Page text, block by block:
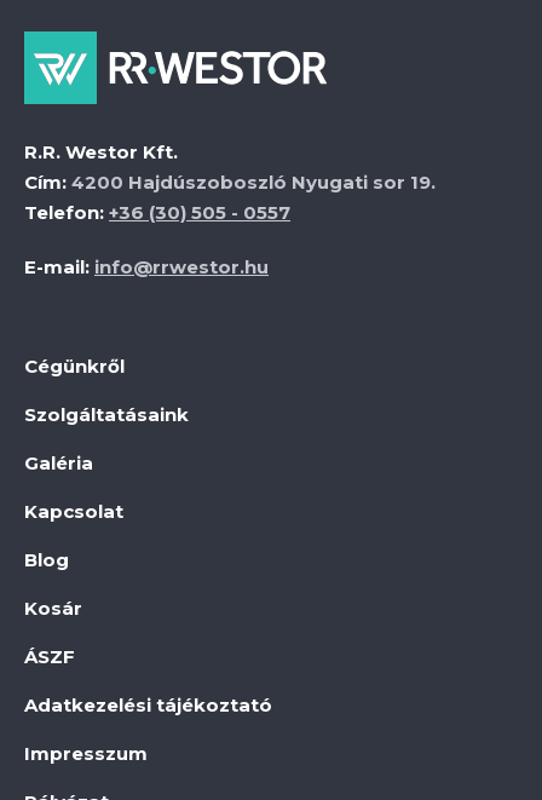
R.R. Westor Kft.
Cím: 4200 Hajdúszoboszló Nyugati sor 19.
Telefon: +36 (30) 505 - 0557
E-mail: info@rrwestor.hu
Cégünkről
Szolgáltatásaink
Galéria
Kapcsolat
Blog
Kosár
ÁSZF
Adatkezelési tájékoztató
Impresszum